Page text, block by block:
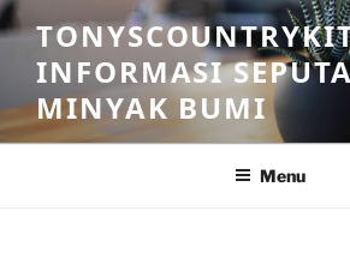
Skip
to
contentINFORMASI
MINYAK BUMI
Menu